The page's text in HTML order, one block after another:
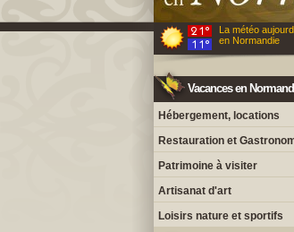
La météo
en Normandie
Vacances en
Hébergement, locations
Restauration et
Patrimoine à visiter
Artisanat d'art
Loisirs nature et sportifs